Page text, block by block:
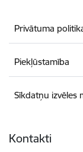
Privātuma
Piekļūstamība
Sīkdatņu izvēles
Kontakti